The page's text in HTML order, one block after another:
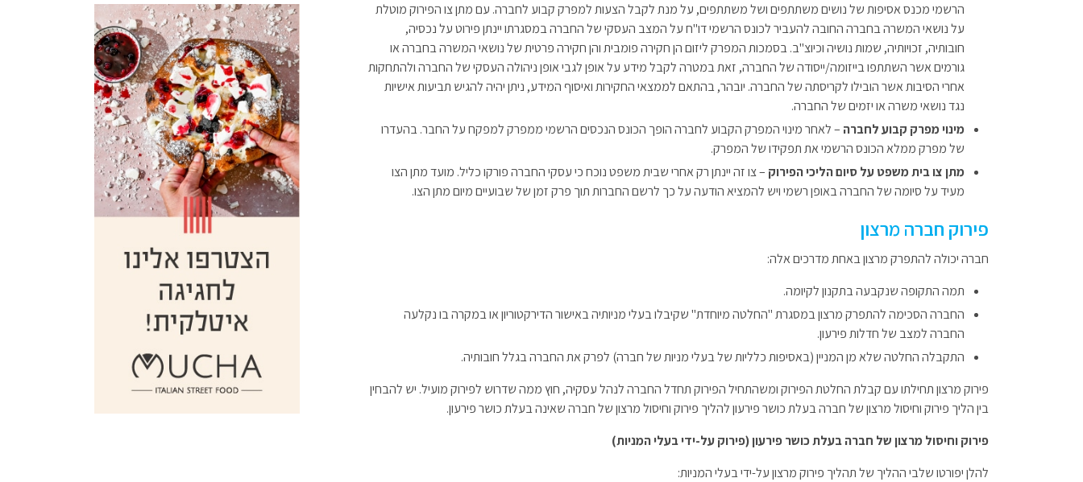
הרשמי מכנס אסיפות של נושים משתתפים ושל משתתפים, על מנת לקבל הצעות למפרק קבוע לחברה. עם מתן צו הפירוק מוטלת
על נושאי המשרה בחברה החובה להעביר לכונס הרשמי דו"ח על המצב העסקי של החברה במסגרתו יינתן פירוט על נכסיה,
חובותיה, זכויותיה, שמות נושיה וכיוצ"ב. בסמכות המפרק ליזום הן חקירה פומבית והן חקירה פרטית של נושאי המשרה בחברה או
גורמים אשר השתתפו בייזומה/ייסודה של החברה, זאת במטרה לקבל מידע על אופן לגבי אופן ניהולה העסקי של החברה ולהתחקות
אחרי הסיבות אשר הובילו לקריסתה של החברה. יובהר, בהתאם לממצאי החקירות ואיסוף המידע, ניתן יהיה להגיש תביעות אישיות
נגד נושאי משרה או יזמים של החברה.
מינוי מפרק קבוע לחברה – לאחר מינוי המפרק הקבוע לחברה הופך הכונס הנכסים הרשמי ממפרק למפקח על החבר. בהעדרו
של מפרק ממלא הכונס הרשמי את תפקידו של המפרק.
מתן צו בית משפט על סיום הליכי הפירוק – צו זה יינתן רק אחרי שבית משפט נוכח כי עסקי החברה פורקו כליל. מועד מתן הצו
מעיד על סיומה של החברה באופן רשמי ויש להמציא הודעה על כך לרשם החברות תוך פרק זמן של שבועיים מיום מתן הצו.
פירוק חברה מרצון
חברה יכולה להתפרק מרצון באחת מדרכים אלה:
תמה התקופה שנקבעה בתקנון לקיומה.
החברה הסכימה להתפרק מרצון במסגרת "החלטה מיוחדת" שקיבלו בעלי מניותיה באישור הדירקטוריון או במקרה בו נקלעה
החברה למצב של חדלות פירעון.
התקבלה החלטה שלא מן המניין (באסיפות כלליות של בעלי מניות של חב​רה) לפרק את החברה בגלל חובותיה.
פירוק מרצון תחילתו עם קבלת החלטת הפירוק ומשהתחיל הפירוק תחדל החברה לנהל עסקיה, חוץ ממה שדרוש לפירוק מועיל. יש להבחין
בין הליך פירוק וחיסול מרצון של חברה בעלת כושר פירעון להליך פירוק וחיסול מרצון של חברה שאינה בעלת כושר פירעון.
פירוק וחיסול מרצון של חברה בעלת כושר פירעון (פירוק על-ידי בעלי המניות)
להלן יפורטו שלבי ההליך של תהליך פירוק מרצון על-ידי בעלי המניות: